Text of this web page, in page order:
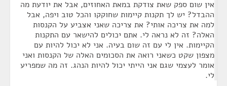
אין שום ספק שאת צודקת במאת האחוזים, אבל את יודעת מה
ההבדל? יש לך תקנות קיימות שחוקקו והכל טוב ויפה, אבל
למה את צריכה אותי? את צריכה שאני אצביע על הקנסות
האלה? זה לא נראה לי. אתם יכולים להישאר עם התקנות
הקיימות. אין לי עם זה שום בעיה. אני לא יכול להיות עם
מצפון שקט כשאני רואה את הסכומים האלה של הקנסות ואני
אומר לעצמי שגם אני הייתי יכול להיות הנהג. זה מה שמפריע
לי.